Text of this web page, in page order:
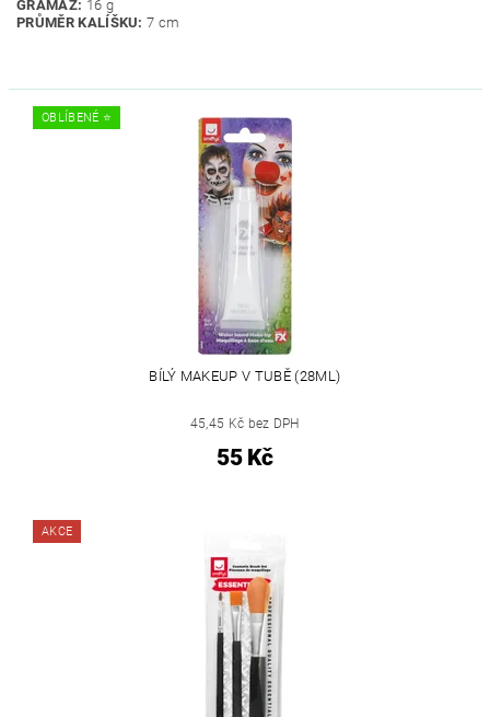
GRAMÁŽ: 16 g
PRŮMĚR KALÍŠKU: 7 cm
OBLÍBENÉ ⭐️
BÍLÝ MAKEUP V TUBĚ (28ML)
45,45 Kč bez DPH
55 Kč
AKCE